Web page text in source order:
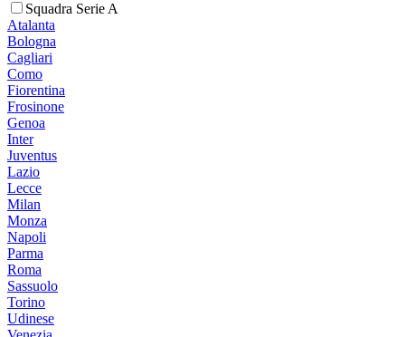
Squadra Serie A
Atalanta
Bologna
Cagliari
Como
Fiorentina
Frosinone
Genoa
Inter
Juventus
Lazio
Lecce
Milan
Monza
Napoli
Parma
Roma
Sassuolo
Torino
Udinese